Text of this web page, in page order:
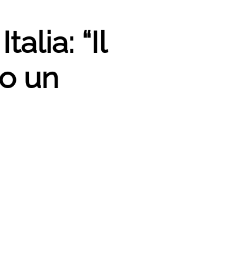
“Il
un